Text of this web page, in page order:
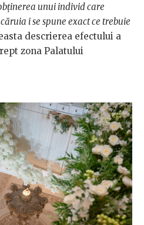
unui individ care
i se spune exact ce trebuie
descrierea efectului a
zona Palatului